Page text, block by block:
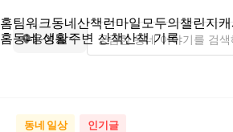
홈팀워크동네산책런마일모두의챌린지
홈동네 생활주변 산책산책 기록
용이동
동네 일상 인기글